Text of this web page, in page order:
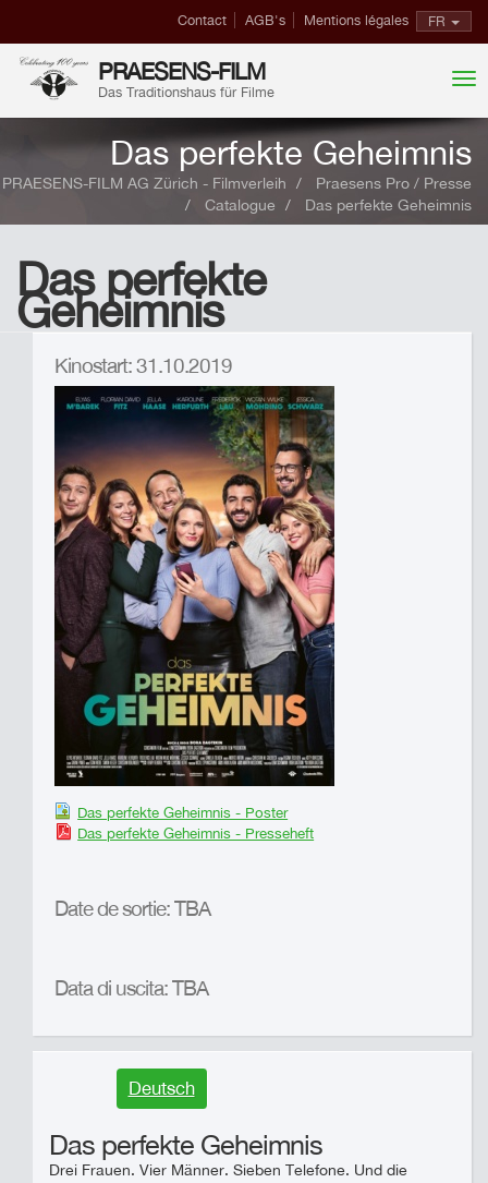
FR
Contact AGB's Mentions légales
PRAESENS-FILM
Das Traditionshaus für Filme
Das perfekte Geheimnis
PRAESENS-FILM AG Zürich - Filmverleih
Praesens Pro / Presse
Catalogue
Das perfekte Geheimnis
Das perfekte
Geheimnis
Kinostart: 31.10.2019
Das perfekte Geheimnis - Poster
Das perfekte Geheimnis - Presseheft
Date de sortie: TBA
Data di uscita: TBA
Deutsch
Das perfekte Geheimnis
Drei Frauen. Vier Männer. Sieben Telefone. Und die